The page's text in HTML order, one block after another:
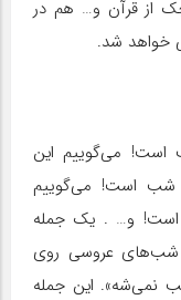
از قرآن و… هم در
خواهد شد.
است! می‌گوییم این
شب است! می‌گوییم
است! و… . یک جمله
شب‌های عروسی روی
نمی‌شه». این جمله